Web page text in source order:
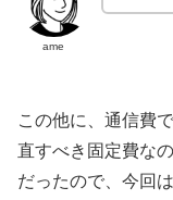
ame
この他に、通信費
直すべき固定費な
だったので、今回